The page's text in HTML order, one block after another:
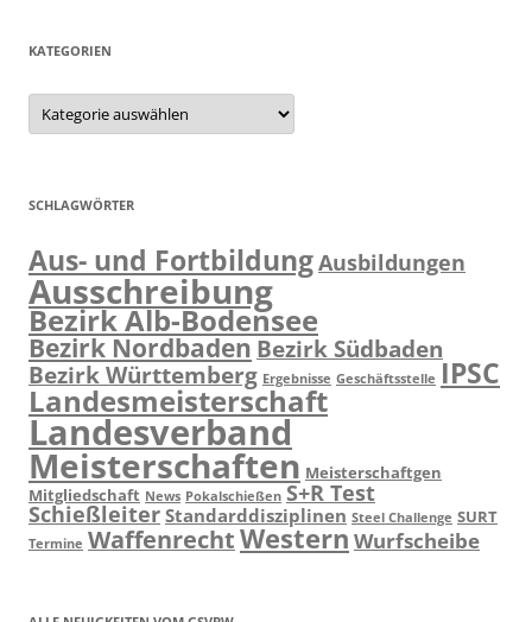
KATEGORIEN
Kategorien
SCHLAGWÖRTER
Aus- und FortbildungAusbildungen
Ausschreibung
Bezirk Alb-Bodensee
Bezirk NordbadenBezirk Südbaden
Bezirk Württemberg Ergebnisse Geschäftsstelle IPSC
Landesmeisterschaft
Landesverband
Meisterschaften Meisterschaftgen
Mitgliedschaft News Pokalschießen S+R Test
Schießleiter Standarddisziplinen Steel Challenge SURT
Termine WaffenrechtWestern Wurfscheibe